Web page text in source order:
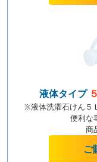
液体タイプ
※液体洗濯石けん５
便利な
商
ご